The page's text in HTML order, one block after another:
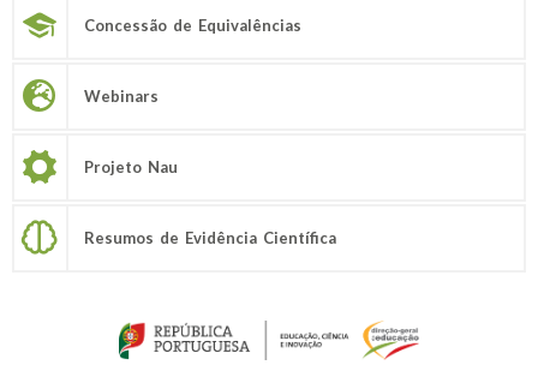
Concessão de Equivalências
Webinars
Projeto Nau
Resumos de Evidência Científica